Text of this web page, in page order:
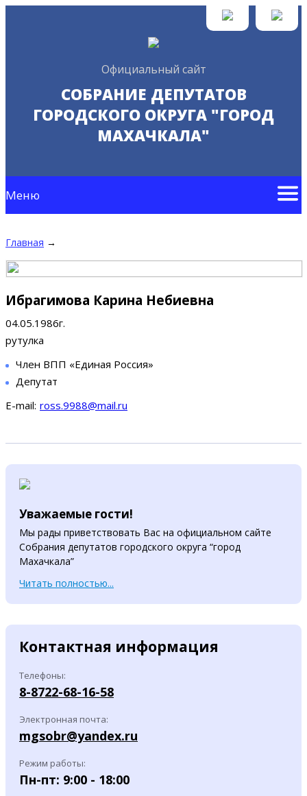
Официальный сайт
СОБРАНИЕ ДЕПУТАТОВ
ГОРОДСКОГО ОКРУГА "ГОРОД
МАХАЧКАЛА"
Меню
Главная →
Ибрагимова Карина Небиевна
04.05.1986г.
рутулка
Член ВПП «Единая Россия»
Депутат
E-mail: ross.9988@mail.ru
Уважаемые гости!
Мы рады приветствовать Вас на официальном сайте
Собрания депутатов городского округа “город
Махачкала”
Читать полностью...
Контактная информация
Телефоны:
8-8722-68-16-58
Электронная почта:
mgsobr@yandex.ru
Режим работы:
Пн-пт: 9:00 - 18:00